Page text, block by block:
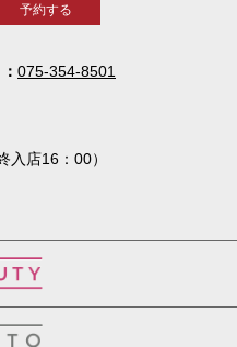
075-354-8501
入店16：00）
予約する